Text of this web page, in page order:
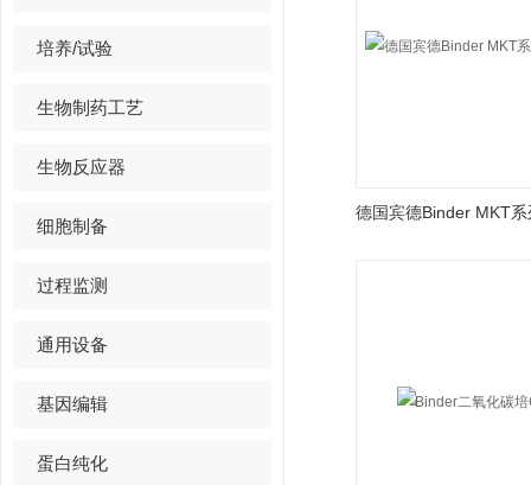
培养/试验
生物制药工艺
生物反应器
细胞制备
过程监测
通用设备
基因编辑
蛋白纯化